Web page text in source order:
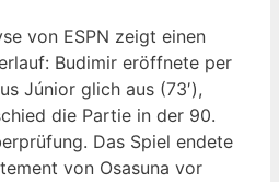
von ESPN zeigt einen
Budimir eröffnete per
Júnior glich aus (73′),
die Partie in der 90.
Das Spiel endete
von Osasuna vor